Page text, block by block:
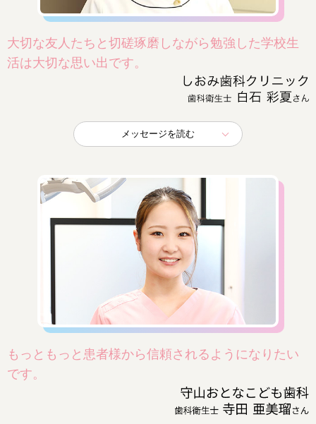
大切な友人たちと切磋琢磨しながら勉強した学校生
活は大切な思い出です。
メッセージを読む
もっともっと患者様から信頼されるようになりたい
です。